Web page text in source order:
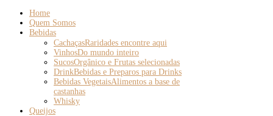
Home
Quem Somos
Bebidas
CachaçasRaridades encontre aqui
VinhosDo mundo inteiro
SucosOrgânico e Frutas selecionadas
DrinkBebidas e Preparos para Drinks
Bebidas VegetaisAlimentos a base de
castanhas
Whisky
Queijos